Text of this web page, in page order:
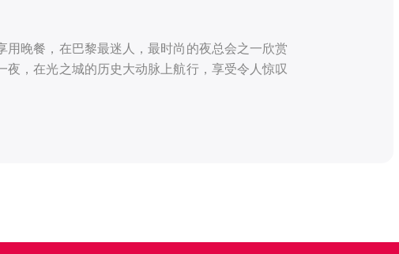
晚餐，在巴黎最迷人，最时尚的夜总会之一欣赏
，在光之城的历史大动脉上航行，享受令人惊叹